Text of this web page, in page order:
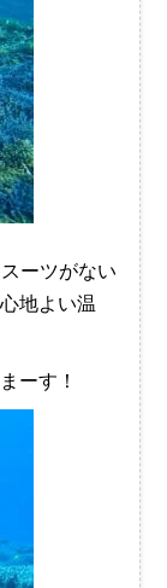
ーツがない
地よい温
ーす！